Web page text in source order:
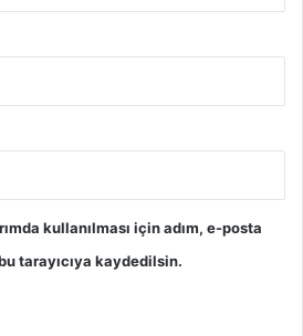
kullanılması için adım, e-posta
tarayıcıya kaydedilsin.